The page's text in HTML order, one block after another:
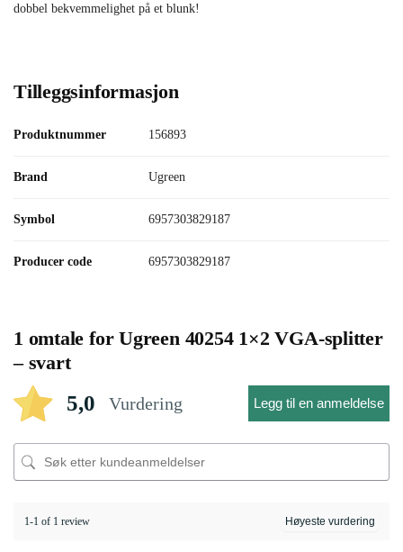
dobbel bekvemmelighet på et blunk!
Tilleggsinformasjon
Produktnummer 156893
Brand Ugreen
Symbol 6957303829187
Producer code 6957303829187
1 omtale forUgreen 40254 1×2 VGA-splitter
– svart
5,0 Vurdering Legg til en anmeldelse
1-1 of 1 review